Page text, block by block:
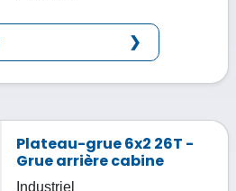
Plateau-grue 6x2 26T -
Grue arrière cabine
Industriel